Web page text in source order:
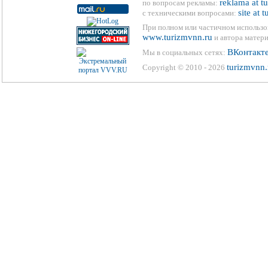
по вопросам рекламы: reklama at
с техническими вопросами: site at
При полном или частичном
www.turizmvnn.ru и автора
Мы в социальных сетях:
Copyright © 2010 - 2026